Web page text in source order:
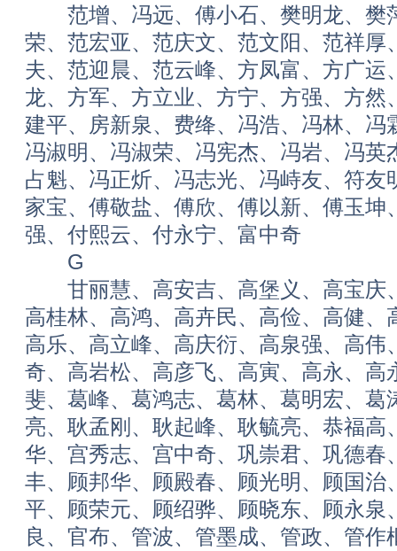
范增、冯远、傅小石、樊明龙、樊
荣、范宏亚、范庆文、范文阳、范祥厚
夫、范迎晨、范云峰、方凤富、方广运
龙、方军、方立业、方宁、方强、方然
建平、房新泉、费绛、冯浩、冯林、冯
冯淑明、冯淑荣、冯宪杰、冯岩、冯英
占魁、冯正炘、冯志光、冯峙友、符友
家宝、傅敬盐、傅欣、傅以新、傅玉坤
强、付熙云、付永宁、富中奇
G
甘丽慧、高安吉、高堡义、高宝庆
高桂林、高鸿、高卉民、高俭、高健、
高乐、高立峰、高庆衍、高泉强、高伟
奇、高岩松、高彦飞、高寅、高永、高
斐、葛峰、葛鸿志、葛林、葛明宏、葛
亮、耿孟刚、耿起峰、耿毓亮、恭福高
华、宫秀志、宫中奇、巩崇君、巩德春
丰、顾邦华、顾殿春、顾光明、顾国治
平、顾荣元、顾绍骅、顾晓东、顾永泉
良、官布、管波、管墨成、管政、管